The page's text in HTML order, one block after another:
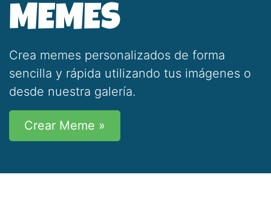
MEMES
Crea memes personalizados de forma
sencilla y rápida utilizando tus imágenes o
desde nuestra galería.
Crear Meme »